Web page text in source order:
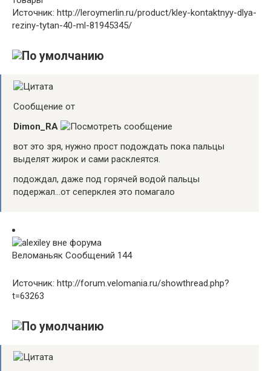
Источник: http://leroymerlin.ru/product/kley-kontaktnyy-dlya-
reziny-tytan-40-ml-81945345/
Сообщение от
Dimon_RA
вот это зря, нужно прост подождать пока пальцы
выделят жирок и сами расклеятся.
подождал, даже под горячей водой пальцы
подержал…от сеперклея это помагало
Веломаньяк Сообщений 144
Источник: http://forum.velomania.ru/showthread.php?
t=63263